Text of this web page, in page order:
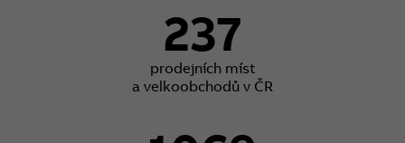
237
prodejních míst
a velkoobchodů v ČR